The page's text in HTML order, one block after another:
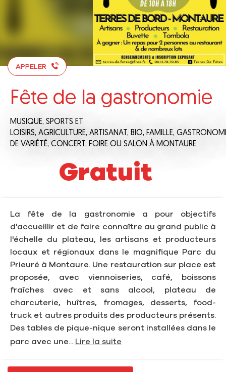
APPELER
Fête de la gastronomie
MUSIQUE, SPORTS ET
LOISIRS, AGRICULTURE, ARTISANAT, BIO, FAMILLE,
DE VARIÉTÉ, CONCERT, FOIRE OU SALON À MONTAURE
Gratuit
La fête de la gastronomie a pour objectifs
d'accueillir et de faire connaître au grand public à
l'échelle du plateau, les artisans et producteurs
locaux et régionaux dans le magnifique Parc du
Prieuré à Montaure. Une restauration sur place est
proposée, avec viennoiseries, café, boissons
fraîches avec et sans alcool, plateau de
charcuterie, huîtres, fromages, desserts, food-
truck et autres produits des producteurs présents.
Des tables de pique-nique seront installées dans le
parc avec une... Lire la suite